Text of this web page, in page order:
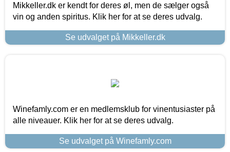
Mikkeller.dk er kendt for deres øl, men de sælger også
vin og anden spiritus. Klik her for at se deres udvalg.
Se udvalget på Mikkeller.dk
Winefamly.com er en medlemsklub for vinentusiaster på
alle niveauer. Klik her for at se deres udvalg.
Se udvalget på Winefamly.com